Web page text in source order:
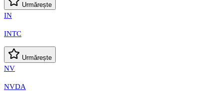
Urmărește
IN
INTC
Urmărește
NV
NVDA